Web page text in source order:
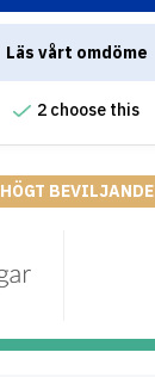
Läs vårt omdöme
2 choose this
HÖGT BEVILJANDE